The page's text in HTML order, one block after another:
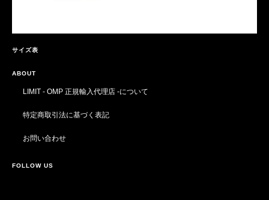
サイズ表
ABOUT
LIMIT - OMP 正規輸入代理店 -について
特定商取引法に基づく表記
お問い合わせ
FOLLOW US